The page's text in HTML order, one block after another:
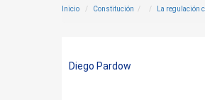
Inicio Constitución La
Diego Pardow